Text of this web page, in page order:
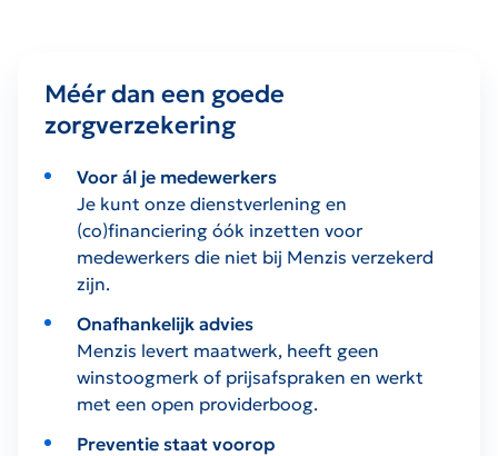
Méér dan een goede
zorgverzekering
Voor ál je medewerkers
Je kunt onze dienstverlening en
(co)financiering óók inzetten voor
medewerkers die niet bij Menzis verzekerd
zijn.
Onafhankelijk advies
Menzis levert maatwerk, heeft geen
winstoogmerk of prijsafspraken en werkt
met een open providerboog.
Preventie staat voorop